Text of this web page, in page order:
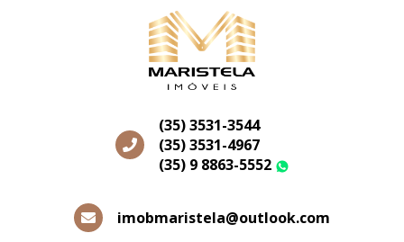
(35) 3531-3544
(35) 3531-4967
(35) 9 8863-5552
imobmaristela@outlook.com